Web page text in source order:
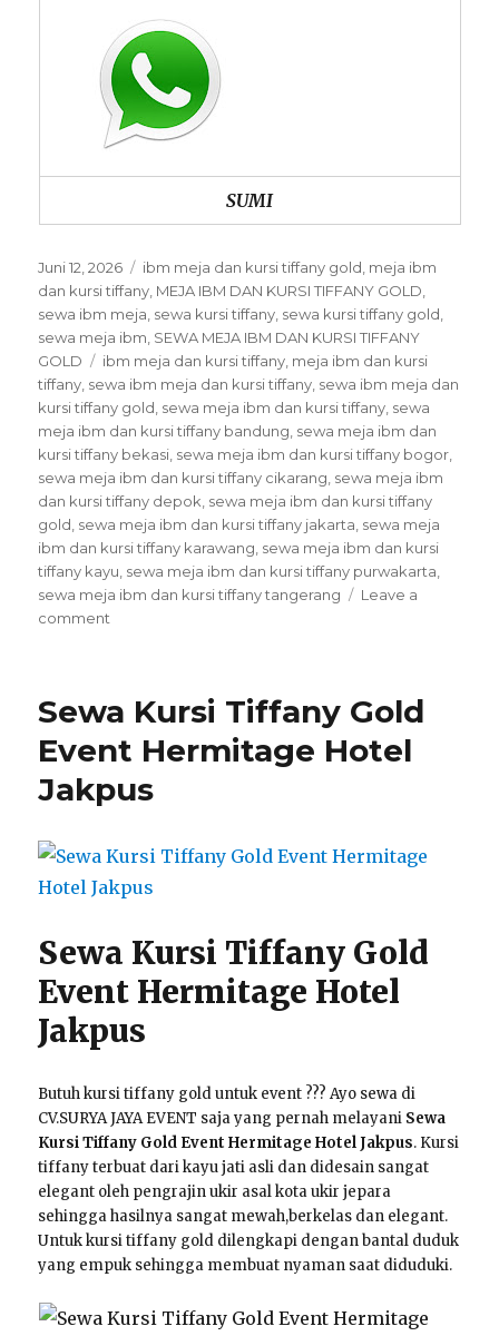
SUMI
Posted
on
Juni 12, 2026 Categories
ibm meja dan kursi tiffany gold meja ibm
dan kursi tiffany MEJA IBM DAN KURSI TIFFANY GOLD
sewa ibm meja sewa kursi tiffany sewa kursi tiffany gold
sewa meja ibm SEWA MEJA IBM DAN KURSI TIFFANY
GOLD
Tags
ibm meja dan kursi tiffany meja ibm dan kursi
tiffany sewa ibm meja dan kursi tiffany sewa ibm meja dan
kursi tiffany gold sewa meja ibm dan kursi tiffany sewa
meja ibm dan kursi tiffany bandung sewa meja ibm dan
kursi tiffany bekasi sewa meja ibm dan kursi tiffany bogor
sewa meja ibm dan kursi tiffany cikarang sewa meja ibm
dan kursi tiffany depok sewa meja ibm dan kursi tiffany
gold sewa meja ibm dan kursi tiffany jakarta sewa meja
ibm dan kursi tiffany karawang sewa meja ibm dan kursi
tiffany kayu sewa meja ibm dan kursi tiffany purwakarta
sewa meja ibm dan kursi tiffany tangerang
Leave a
comment
Dan
Tiffany
Gold
Event
Bukit
Mediterania
Sewa Kursi Tiffany Gold
Event Hermitage Hotel
Jakpus
Sewa Kursi Tiffany Gold
Event Hermitage Hotel
Jakpus
Butuh kursi tiffany gold untuk event ??? Ayo sewa di
CV.SURYA JAYA EVENT saja yang pernah melayani Sewa
Kursi Tiffany Gold Event Hermitage Hotel Jakpus. Kursi
tiffany terbuat dari kayu jati asli dan didesain sangat
elegant oleh pengrajin ukir asal kota ukir jepara
sehingga hasilnya sangat mewah,berkelas dan elegant.
Untuk kursi tiffany gold dilengkapi dengan bantal duduk
yang empuk sehingga membuat nyaman saat diduduki.